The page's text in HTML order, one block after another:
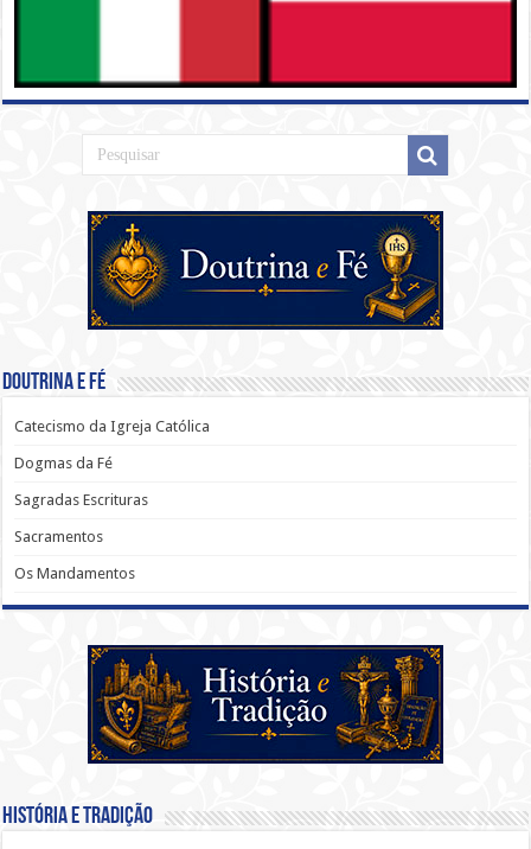
Doutrina e Fé
Catecismo da Igreja Católica
Dogmas da Fé
Sagradas Escrituras
Sacramentos
Os Mandamentos
História e Tradição